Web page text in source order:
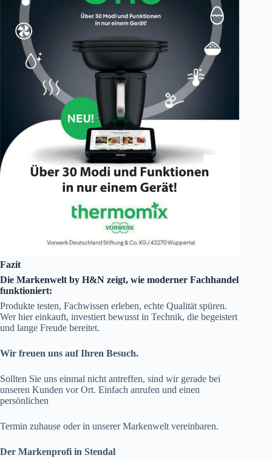
Fazit
Die Markenwelt by H&N zeigt, wie moderner Fachhandel
funktioniert:
Produkte testen, Fachwissen erleben, echte Qualität spüren.
Wer hier einkauft, investiert bewusst in Technik, die begeistert
und lange Freude bereitet.
Wir freuen uns auf Ihren Besuch.
Sollten Sie uns einmal nicht antreffen, sind wir gerade bei
unseren Kunden vor Ort. Einfach anrufen und einen
persönlichen
Termin zuhause oder in unserer Markenwelt vereinbaren.
Der Markenprofi in Stendal